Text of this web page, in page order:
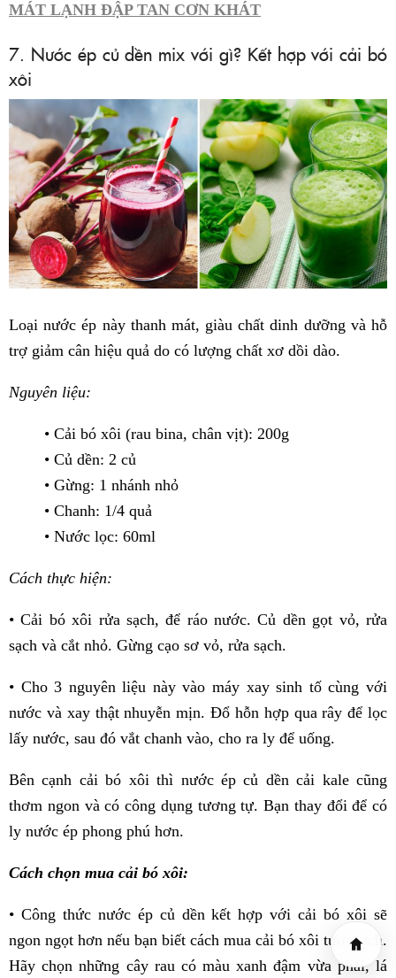
MÁT LẠNH ĐẬP TAN CƠN KHÁT
7. Nước ép củ dền mix với gì? Kết hợp với cải bó
xôi
Loại nước ép này thanh mát, giàu chất dinh dưỡng và hỗ
trợ giảm cân hiệu quả do có lượng chất xơ dồi dào.
Nguyên liệu:
• Cải bó xôi (rau bina, chân vịt): 200g
• Củ dền: 2 củ
• Gừng: 1 nhánh nhỏ
• Chanh: 1/4 quả
• Nước lọc: 60ml
Cách thực hiện:
• Cải bó xôi rửa sạch, để ráo nước. Củ dền gọt vỏ, rửa
sạch và cắt nhỏ. Gừng cạo sơ vỏ, rửa sạch.
• Cho 3 nguyên liệu này vào máy xay sinh tố cùng với
nước và xay thật nhuyễn mịn. Đổ hỗn hợp qua rây để lọc
lấy nước, sau đó vắt chanh vào, cho ra ly để uống.
Bên cạnh cải bó xôi thì nước ép củ dền cải kale cũng
thơm ngon và có công dụng tương tự. Bạn thay đổi để có
ly nước ép phong phú hơn.
Cách chọn mua cải bó xôi:
• Công thức nước ép củ dền kết hợp với cải bó xôi sẽ
ngon ngọt hơn nếu bạn biết cách mua cải bó xôi tươi sạch.
Hãy chọn những cây rau có màu xanh đậm vừa phải, lá